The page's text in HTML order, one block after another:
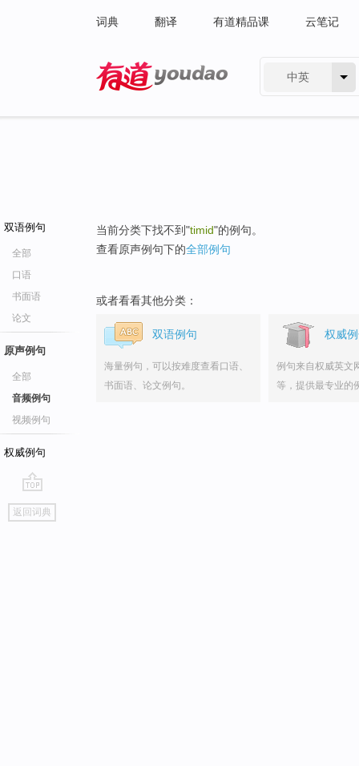
词典 翻译 有道精品课 云笔记
中英
双语例句
全部
口语
书面语
论文
原声例句
全部
音频例句
视频例句
权威例句
go
top
返回词典
当前分类下找不到"timid"的例句。
查看原声例句下的全部例句
或者看看其他分类：
双语例句
海量例句，可以按难度查看口语、
书面语、论文例句。
权威
例句来自权威英文
等，提供最专业的